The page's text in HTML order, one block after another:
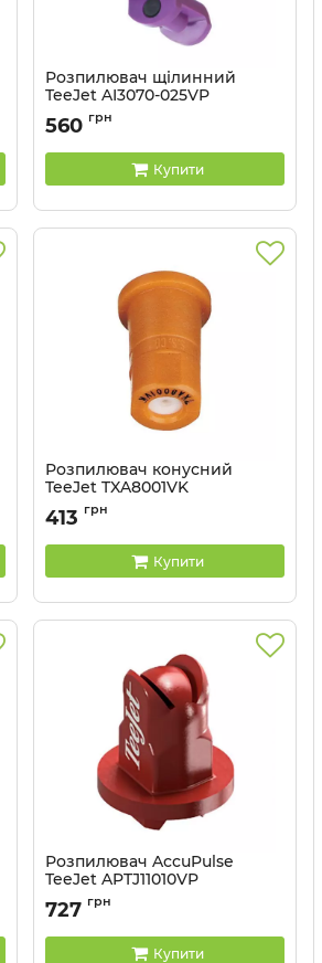
Розпилювач щілинний
TeeJet AI3070-025VP
Артикул: AI3070-025VP
560 грн
Купити
Розпилювач конусний
TeeJet TXA8001VK
Артикул: TXA8001VK
413 грн
Купити
Розпилювач AccuPulse
TeeJet APTJ11010VP
Артикул: APTJ11010VP
727 грн
Купити